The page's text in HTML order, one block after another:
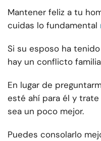
Mantener feliz a tu
cuidas lo fundamental
Si su esposo ha
hay un conflicto
En lugar de
esté ahí para él y
sea un poco mejor.
Puedes consolarlo